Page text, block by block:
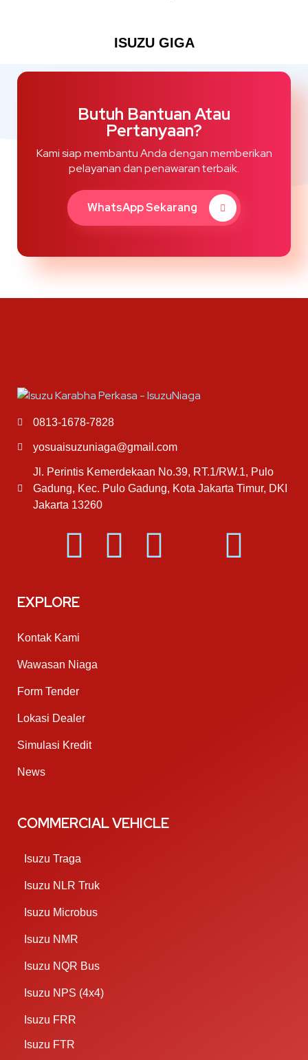
ISUZU GIGA
Butuh Bantuan Atau
Pertanyaan?
Kami siap membantu Anda dengan memberikan
pelayanan dan penawaran terbaik.
WhatsApp Sekarang
0813-1678-7828
yosuaisuzuniaga@gmail.com
Jl. Perintis Kemerdekaan No.39, RT.1/RW.1, Pulo
Gadung, Kec. Pulo Gadung, Kota Jakarta Timur, DKI
Jakarta 13260
EXPLORE
Kontak Kami
Wawasan Niaga
Form Tender
Lokasi Dealer
Simulasi Kredit
News
COMMERCIAL VEHICLE
Isuzu Traga
Isuzu NLR Truk
Isuzu Microbus
Isuzu NMR
Isuzu NQR Bus
Isuzu NPS (4x4)
Isuzu FRR
Isuzu FTR